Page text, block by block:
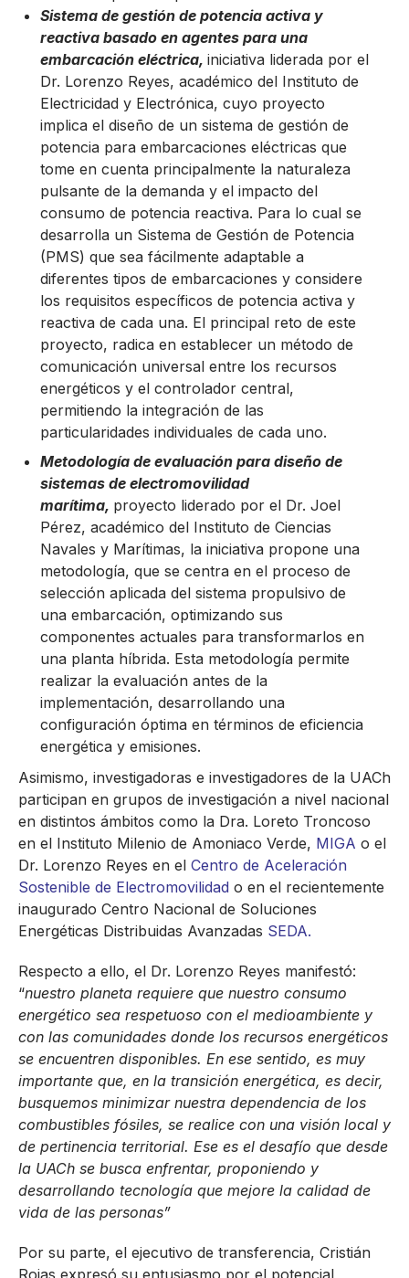
Sistema de gestión de potencia activa y
reactiva basado en agentes para una
embarcación eléctrica, iniciativa liderada por el
Dr. Lorenzo Reyes, académico del Instituto de
Electricidad y Electrónica, cuyo proyecto
implica el diseño de un sistema de gestión de
potencia para embarcaciones eléctricas que
tome en cuenta principalmente la naturaleza
pulsante de la demanda y el impacto del
consumo de potencia reactiva. Para lo cual se
desarrolla un Sistema de Gestión de Potencia
(PMS) que sea fácilmente adaptable a
diferentes tipos de embarcaciones y considere
los requisitos específicos de potencia activa y
reactiva de cada una. El principal reto de este
proyecto, radica en establecer un método de
comunicación universal entre los recursos
energéticos y el controlador central,
permitiendo la integración de las
particularidades individuales de cada uno.
Metodología de evaluación para diseño de
sistemas de electromovilidad
marítima, proyecto liderado por el Dr. Joel
Pérez, académico del Instituto de Ciencias
Navales y Marítimas, la iniciativa propone una
metodología, que se centra en el proceso de
selección aplicada del sistema propulsivo de
una embarcación, optimizando sus
componentes actuales para transformarlos en
una planta híbrida. Esta metodología permite
realizar la evaluación antes de la
implementación, desarrollando una
configuración óptima en términos de eficiencia
energética y emisiones.
Asimismo, investigadoras e investigadores de la UACh
participan en grupos de investigación a nivel nacional
en distintos ámbitos como la Dra. Loreto Troncoso
en el Instituto Milenio de Amoniaco Verde, MIGA o el
Dr. Lorenzo Reyes en el Centro de Aceleración
Sostenible de Electromovilidad o en el recientemente
inaugurado Centro Nacional de Soluciones
Energéticas Distribuidas Avanzadas SEDA.
Respecto a ello, el Dr. Lorenzo Reyes manifestó:
“nuestro planeta requiere que nuestro consumo
energético sea respetuoso con el medioambiente y
con las comunidades donde los recursos energéticos
se encuentren disponibles. En ese sentido, es muy
importante que, en la transición energética, es decir,
busquemos minimizar nuestra dependencia de los
combustibles fósiles, se realice con una visión local y
de pertinencia territorial. Ese es el desafío que desde
la UACh se busca enfrentar, proponiendo y
desarrollando tecnología que mejore la calidad de
vida de las personas”
Por su parte, el ejecutivo de transferencia, Cristián
Rojas expresó su entusiasmo por el potencial